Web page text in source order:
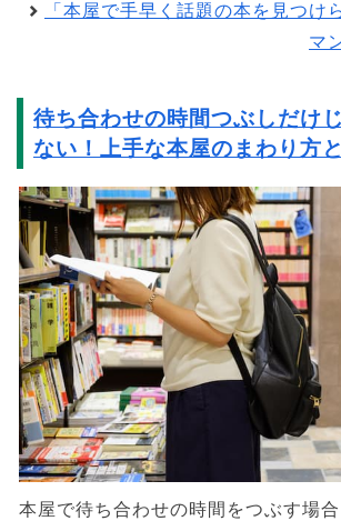
「本屋で手早く話題の本を見つけ
マ
待ち合わせの時間つぶしだけ
ない！上手な本屋のまわり方
本屋で待ち合わせの時間をつぶす場